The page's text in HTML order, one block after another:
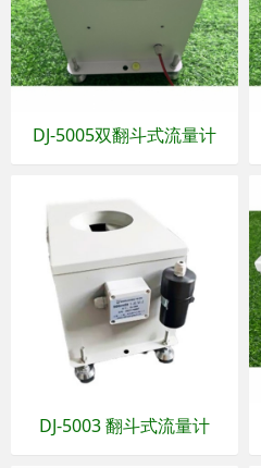
DJ-5005双翻斗式流量计
DJ-5003 翻斗式流量计